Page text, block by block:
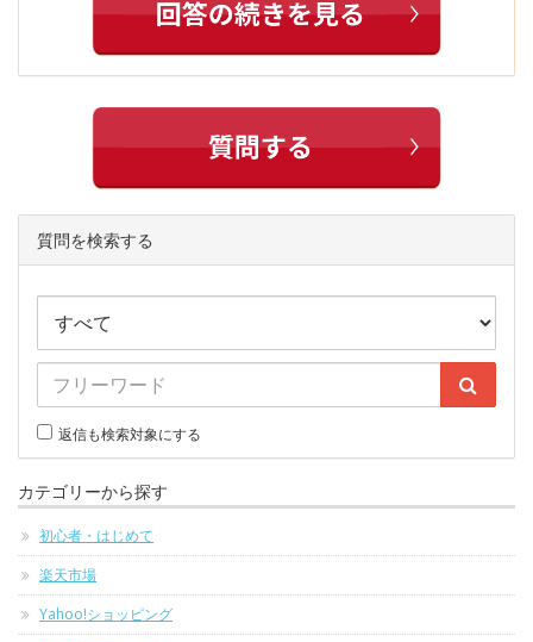
質問を検索する
返信も検索対象にする
カテゴリーから探す
初心者・はじめて
楽天市場
Yahoo!ショッピング